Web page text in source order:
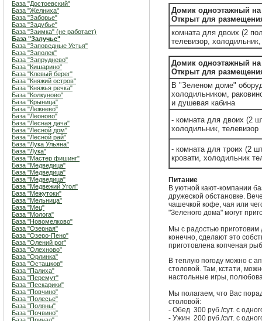
База "Достоевский"
База "Желниха"
База "Заборье"
База "Задубье"
База "Заимка" (не работает)
База "Залучье"
База "Заповедные Устья"
База "Заполек"
База "Запруднево"
База "Кишарино"
База "Клевый берег"
База "Княжий остров"
База "Княжья речка"
База "Колкуново"
База "Крыница"
База "Лежнево"
База "Леоново"
База "Лесная дача"
База "Лесной дом"
База "Лесной рай"
База "Лука Ульяна"
База "Лука"
База "Мастер фишинг"
База "Медведица"
База "Медведица"
База "Медведица"
База "Медвежий Угол"
База "Межутоки"
База "Мельница"
База "Мец"
База "Молога"
База "Новомелково"
База "Озерная"
База "Озеро-Пено"
База "Олений рог"
База "Олехново"
База "Орлинка"
База "Осташков"
База "Палиха"
База "Перемут"
База "Пескарики"
База "Повчино"
База "Полесье"
База "Поляны"
База "Почвино"
Домик одноэтажный
Открыт для
комната для двоих (2
телевизор,
Домик одноэтажный
Открыт для
В "Зеленом доме"
холодильником,
и душевая кабина
- комната для двоих (2
холодильник, телевизор
- комната для троих (2
кровати, холодильник
Питание
В уютной кают-компании
дружеской обстановке.
чашечкой кофе, чая или
"Зеленого дома" могут
Мы с радостью
конечно, сделают это
приготовлена копченая
В теплую погоду можно с
столовой. Там, кстати,
настольные игры,
Мы полагаем, что Вас
столовой:
- Обед 300 руб./сут. с
- Ужин 200 руб./сут. с